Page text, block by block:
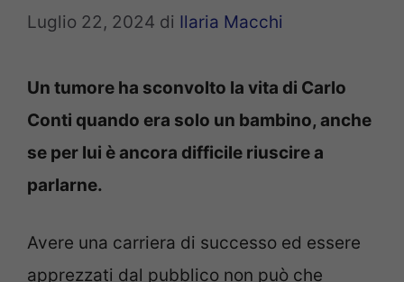
Luglio 22, 2024 di Ilaria Macchi
Un tumore ha sconvolto la vita di Carlo
Conti quando era solo un bambino, anche
se per lui è ancora difficile riuscire a
parlarne.
Avere una carriera di successo ed essere
apprezzati dal pubblico non può che